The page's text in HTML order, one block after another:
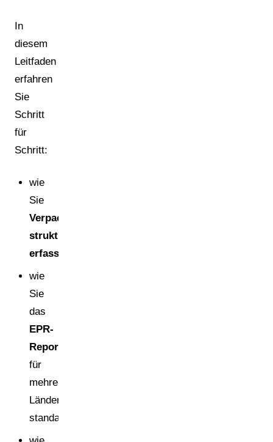
In
diesem
Leitfaden
erfahren
Sie
Schritt
für
Schritt:
wie
Sie
Verpackungsdaten
strukturiert
erfassen
wie
Sie
das
EPR-
Reporting
für
mehrere
Länder
standardisieren,